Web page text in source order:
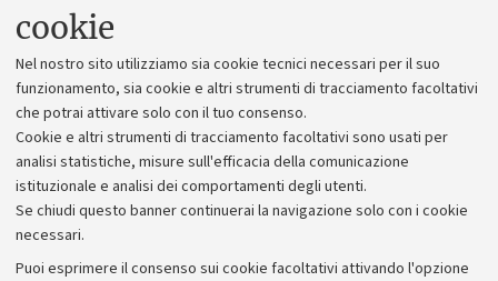
cookie
Nel nostro sito utilizziamo sia cookie tecnici necessari per il suo
funzionamento, sia cookie e altri strumenti di tracciamento facoltativi
che potrai attivare solo con il tuo consenso.
Cookie e altri strumenti di tracciamento facoltativi sono usati per
analisi statistiche, misure sull'efficacia della comunicazione
istituzionale e analisi dei comportamenti degli utenti.
Se chiudi questo banner continuerai la navigazione solo con i cookie
necessari.
Puoi esprimere il consenso sui cookie facoltativi attivando l'opzione
Alumni community
Piano strategico
Bilanci
Donazioni e 5x1000
Bandi, gare e concorsi